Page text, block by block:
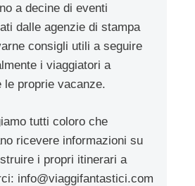
a decine di eventi
dalle agenzie di stampa
consigli utili a seguire
i viaggiatori a
le proprie vacanze.
tutti coloro che
ricevere informazioni su
i propri itinerari a
info@viaggifantastici.com